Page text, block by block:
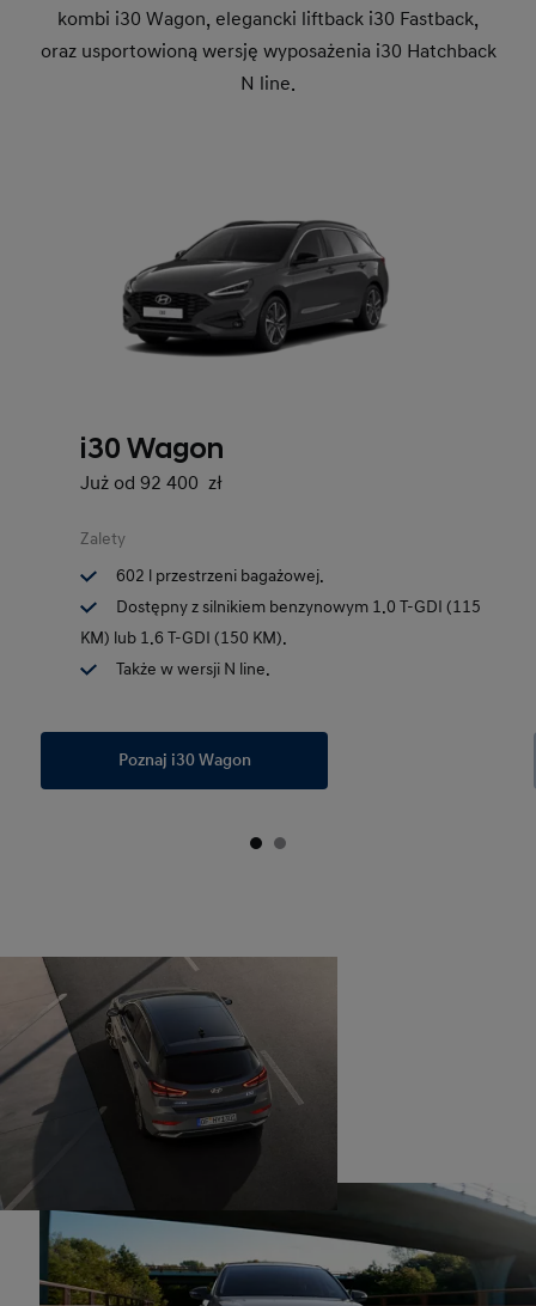
kombi i30 Wagon, elegancki liftback i30 Fastback,
oraz usportowioną wersję wyposażenia i30 Hatchback
N line.
i30 Wagon
Już od 92 400 zł
Zalety
602 l przestrzeni bagażowej.
Dostępny z silnikiem benzynowym 1.0 T-GDI (115
KM) lub 1.6 T-GDI (150 KM).
Także w wersji N line.
Poznaj i30 Wagon